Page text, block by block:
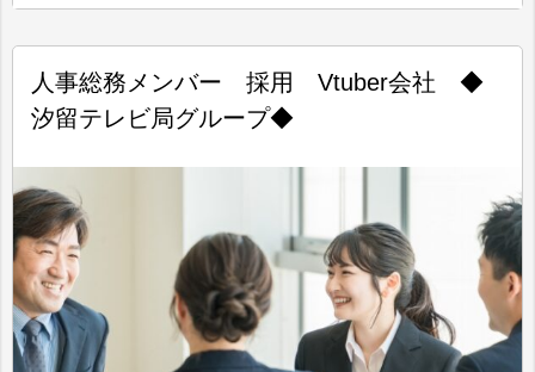
人事総務メンバー 採用 Vtuber会社 ◆
汐留テレビ局グループ◆